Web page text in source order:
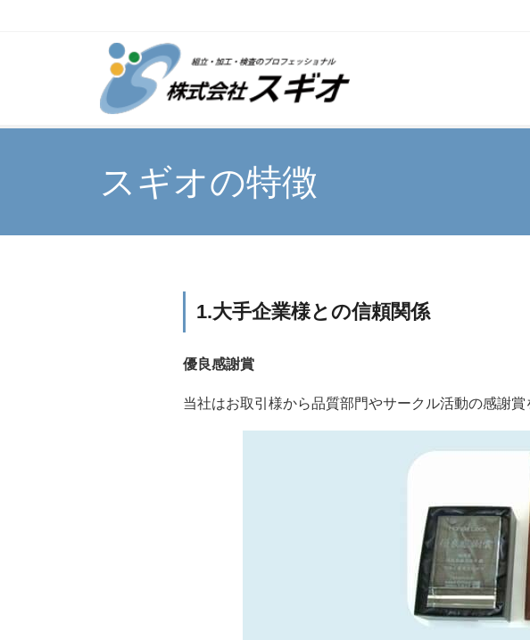
スギオの特徴
1.大手企業様との信頼関係
優良感謝賞
当社はお取引様から品質部門やサークル活動の感謝賞